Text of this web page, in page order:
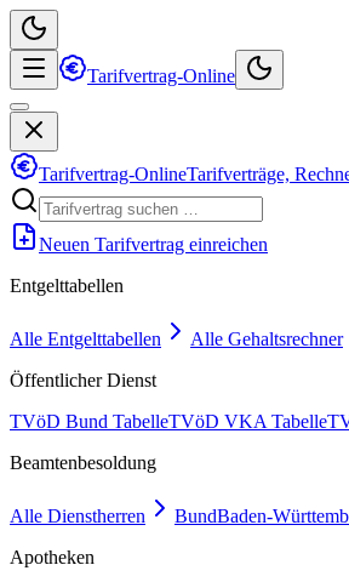
Tarifvertrag-Online
Tarifvertrag-OnlineTarifverträge,
Neuen Tarifvertrag einreichen
Entgelttabellen
Alle Entgelttabellen
Alle Gehaltsrechner
Öffentlicher Dienst
TVöD Bund TabelleTVöD VKA Tabelle
Beamtenbesoldung
Alle Dienstherren BundBaden-
Apotheken